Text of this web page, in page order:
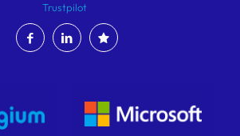
Trustpilot